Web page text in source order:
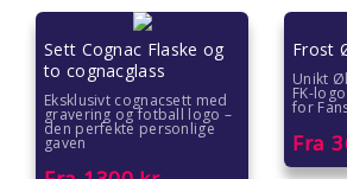
Sett Cognac Flaske og
to cognacglass
Eksklusivt cognacsett med
gravering og fotball logo –
den perfekte personlige
gaven
Frost
Unikt
FK-
for
Fra